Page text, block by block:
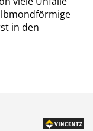
in den